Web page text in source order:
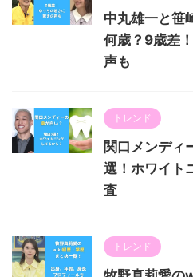
中丸雄一と笹
何歳？9歳差
声も
トレンド
関口メンディ
選！ホワイト
査
トレンド